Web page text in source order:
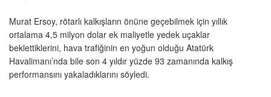
Murat Ersoy, rötarlı kalkışların önüne geçebilmek için yıllık
ortalama 4,5 milyon dolar ek maliyetle yedek uçaklar
beklettiklerini, hava trafiğinin en yoğun olduğu Atatürk
Havalimanı’nda bile son 4 yıldır yüzde 93 zamanında kalkış
performansını yakaladıklarını söyledi.